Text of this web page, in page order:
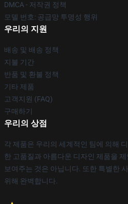
DMCA - 저작권 정책
모델 번호: 공급망 투명성 행위
우리의 지원
배송 및 배송 정책
지불 기간
반품 및 환불 정책
기타 제품
고객지원 (FAQ)
구매하기
우리의 상점
각 제품은 우리의 세계적인 팀에 의해
한 고품질과 아름다운 디자인 제품을
보여주는 것은 아닙니다. 또한 특별한
위해 완벽합니다.